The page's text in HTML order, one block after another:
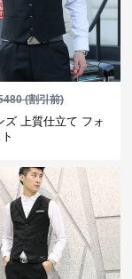
(割引前)
ズ 上質仕立て フォ